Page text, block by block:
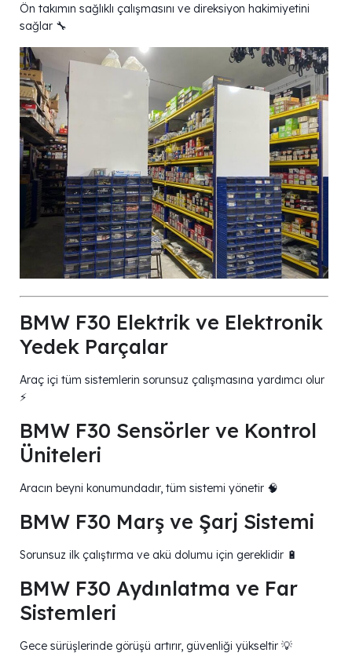
Ön takımın sağlıklı çalışmasını ve direksiyon hakimiyetini
sağlar 🔧
BMW F30 Elektrik ve Elektronik
Yedek Parçalar
Araç içi tüm sistemlerin sorunsuz çalışmasına yardımcı olur
⚡
BMW F30 Sensörler ve Kontrol
Üniteleri
Aracın beyni konumundadır, tüm sistemi yönetir 🧠
BMW F30 Marş ve Şarj Sistemi
Sorunsuz ilk çalıştırma ve akü dolumu için gereklidir 🔋
BMW F30 Aydınlatma ve Far
Sistemleri
Gece sürüşlerinde görüşü artırır, güvenliği yükseltir 💡